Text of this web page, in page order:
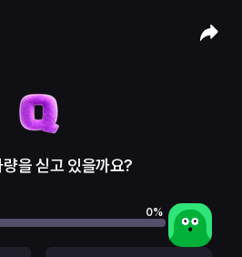
을 싣고 있을까요?
0%